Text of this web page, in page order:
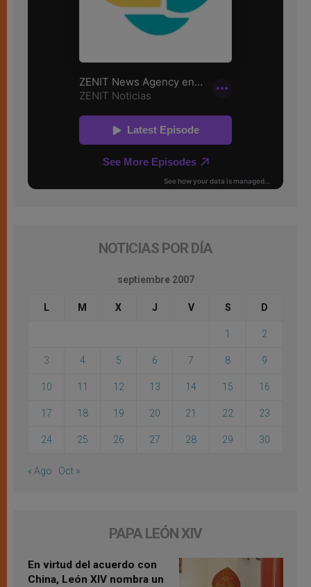
NOTICIAS POR DÍA
septiembre 2007
L M X J V S D
1 2
3 4 5 6 7 8 9
10 11 12 13 14 15 16
17 18 19 20 21 22 23
24 25 26 27 28 29 30
« Ago Oct »
PAPA LEÓN XIV
En virtud del acuerdo con
China, León XIV nombra un